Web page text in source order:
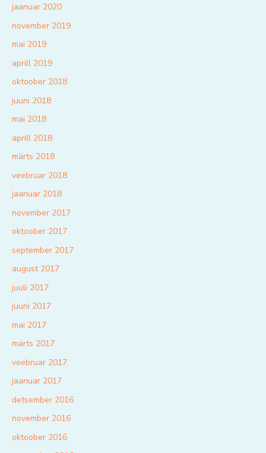
jaanuar 2020
november 2019
mai 2019
aprill 2019
oktoober 2018
juuni 2018
mai 2018
aprill 2018
märts 2018
veebruar 2018
jaanuar 2018
november 2017
oktoober 2017
september 2017
august 2017
juuli 2017
juuni 2017
mai 2017
märts 2017
veebruar 2017
jaanuar 2017
detsember 2016
november 2016
oktoober 2016